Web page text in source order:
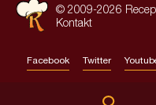
© 2009-2026
Kontakt
Facebook Twitter